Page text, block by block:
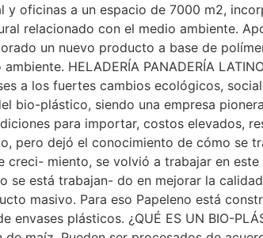
oficinas a un espacio de 7000 m2,
relacionado con el medio ambiente.
un nuevo producto a base de
HELADERÍA PANADERÍA
a los fuertes cambios ecológicos,
bio-plástico, siendo una empresa
para importar, costos elevados,
pero dejó el conocimiento de cómo se
miento, se volvió a trabajar en
se está trabajan- do en mejorar la
masivo. Para eso Papeleno está
envases plásticos. ¿QUÉ ES UN BIO-